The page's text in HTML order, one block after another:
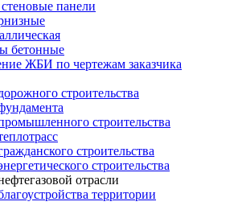
панели
бетонные
ЖБИ по чертежам заказчика
строительства
строительства
строительства
строительства
отрасли
территории